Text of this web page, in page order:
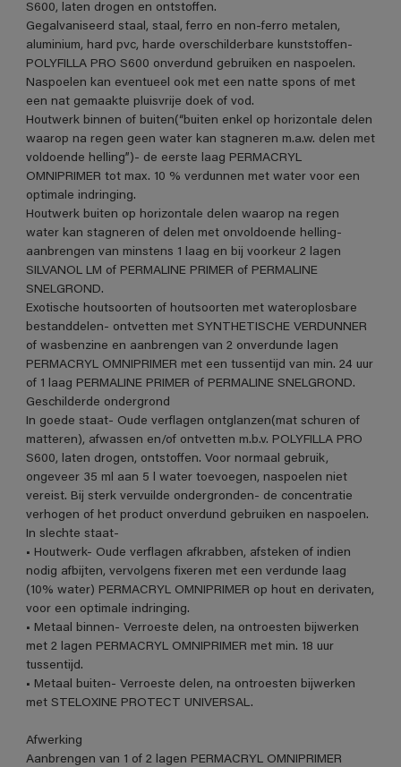
S600, laten drogen en ontstoffen.
Gegalvaniseerd staal, staal, ferro en non-ferro metalen,
aluminium, hard pvc, harde overschilderbare kunststoffen-
POLYFILLA PRO S600 onverdund gebruiken en naspoelen.
Naspoelen kan eventueel ook met een natte spons of met
een nat gemaakte pluisvrije doek of vod.
Houtwerk binnen of buiten(“buiten enkel op horizontale delen
waarop na regen geen water kan stagneren m.a.w. delen met
voldoende helling”)- de eerste laag PERMACRYL
OMNIPRIMER tot max. 10 % verdunnen met water voor een
optimale indringing.
Houtwerk buiten op horizontale delen waarop na regen
water kan stagneren of delen met onvoldoende helling-
aanbrengen van minstens 1 laag en bij voorkeur 2 lagen
SILVANOL LM of PERMALINE PRIMER of PERMALINE
SNELGROND.
Exotische houtsoorten of houtsoorten met wateroplosbare
bestanddelen- ontvetten met SYNTHETISCHE VERDUNNER
of wasbenzine en aanbrengen van 2 onverdunde lagen
PERMACRYL OMNIPRIMER met een tussentijd van min. 24 uur
of 1 laag PERMALINE PRIMER of PERMALINE SNELGROND.
Geschilderde ondergrond
In goede staat- Oude verflagen ontglanzen(mat schuren of
matteren), afwassen en/of ontvetten m.b.v. POLYFILLA PRO
S600, laten drogen, ontstoffen. Voor normaal gebruik,
ongeveer 35 ml aan 5 l water toevoegen, naspoelen niet
vereist. Bij sterk vervuilde ondergronden- de concentratie
verhogen of het product onverdund gebruiken en naspoelen.
In slechte staat-
• Houtwerk- Oude verflagen afkrabben, afsteken of indien
nodig afbijten, vervolgens fixeren met een verdunde laag
(10% water) PERMACRYL OMNIPRIMER op hout en derivaten,
voor een optimale indringing.
• Metaal binnen- Verroeste delen, na ontroesten bijwerken
met 2 lagen PERMACRYL OMNIPRIMER met min. 18 uur
tussentijd.
• Metaal buiten- Verroeste delen, na ontroesten bijwerken
met STELOXINE PROTECT UNIVERSAL.
Afwerking
Aanbrengen van 1 of 2 lagen PERMACRYL OMNIPRIMER